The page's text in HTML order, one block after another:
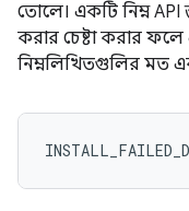
তোলে। একটি নিম্ন
করার চেষ্টা করার
নিম্নলিখিতগুলির মত